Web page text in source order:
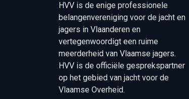
HVV is de enige professionele
belangenvereniging voor de jacht en
jagers in Vlaanderen en
vertegenwoordigt een ruime
meerderheid van Vlaamse jagers.
HVV is de officiële gesprekspartner
op het gebied van jacht voor de
Vlaamse Overheid.